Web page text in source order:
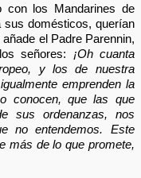
con los Mandarines de
domésticos, querían
el Padre Parennin,
señores: ¡Oh cuanta
y los de nuestra
emprenden la
conocen, que las que
sus ordenanzas, nos
no entendemos. Este
más de lo que promete,